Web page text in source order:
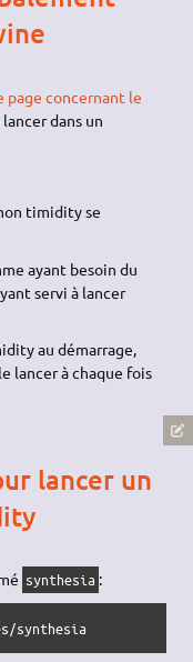
page concernant le
dans un
timidity se
ayant besoin du
servi à lancer
au démarrage,
lancer à chaque fois
lancer un
synthesia :
synthesia